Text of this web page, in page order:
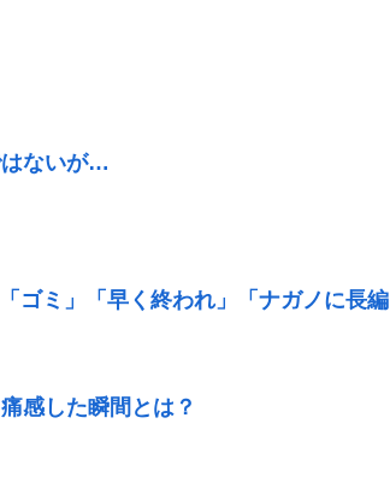
はないが…
ゴミ」「早く終われ」「ナガノに長編
感した瞬間とは？